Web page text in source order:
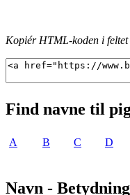
Kopiér HTML-koden i
Find navne til
A B C D
Navn -